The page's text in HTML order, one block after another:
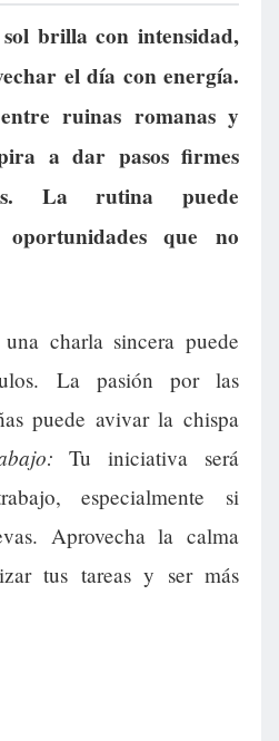
brilla con intensidad,
el día con energía.
ruinas romanas y
a dar pasos firmes
La rutina puede
que no
charla sincera puede
La pasión por las
puede avivar la chispa
Tu iniciativa será
especialmente si
Aprovecha la calma
tus tareas y ser más